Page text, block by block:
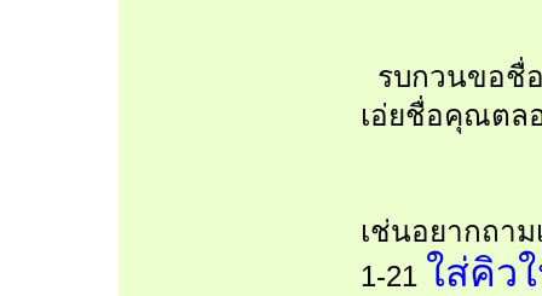
รบกวนขอชื่อ
เอ่ยชื่อคุณตล
เช่นอยากถาม
1-21 ใส่คิว